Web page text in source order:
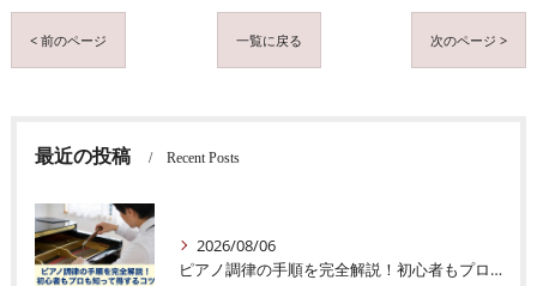
< 前のページ 一覧に戻る 次のページ >
最近の投稿 Recent Posts
2026/08/06
ピアノ調律の手順を完全解説！初心者もプロも知って得するコツ